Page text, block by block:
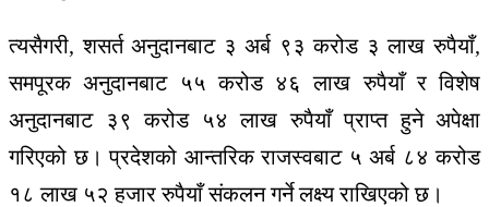
त्यसैगरी, शसर्त अनुदानबाट ३ अर्ब ९३ करोड ३ लाख रुपैयाँ,
समपूरक अनुदानबाट ५५ करोड ४६ लाख रुपैयाँ र विशेष
अनुदानबाट ३९ करोड ५४ लाख रुपैयाँ प्राप्त हुने अपेक्षा
गरिएको छ। प्रदेशको आन्तरिक राजस्वबाट ५ अर्ब ८४ करोड
१८ लाख ५२ हजार रुपैयाँ संकलन गर्ने लक्ष्य राखिएको छ।